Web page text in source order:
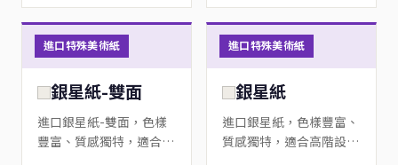
進口特殊美術紙
銀星紙-雙面
進口銀星紙-雙面，色樣
豐富、質感獨特，適合高
進口特殊美術紙
銀星紙
進口銀星紙，色樣豐富、
質感獨特，適合高階設